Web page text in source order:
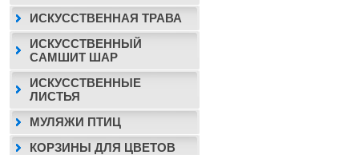
ИСКУССТВЕННАЯ ТРАВА
ИСКУССТВЕННЫЙ
САМШИТ ШАР
ИСКУССТВЕННЫЕ
ЛИСТЬЯ
МУЛЯЖИ ПТИЦ
КОРЗИНЫ ДЛЯ ЦВЕТОВ